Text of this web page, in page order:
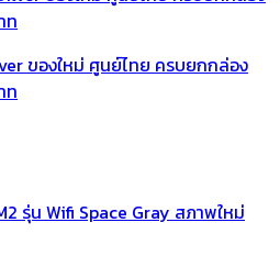
ของใหม่ ศูนย์ไทย ครบยกกล่อง
ท